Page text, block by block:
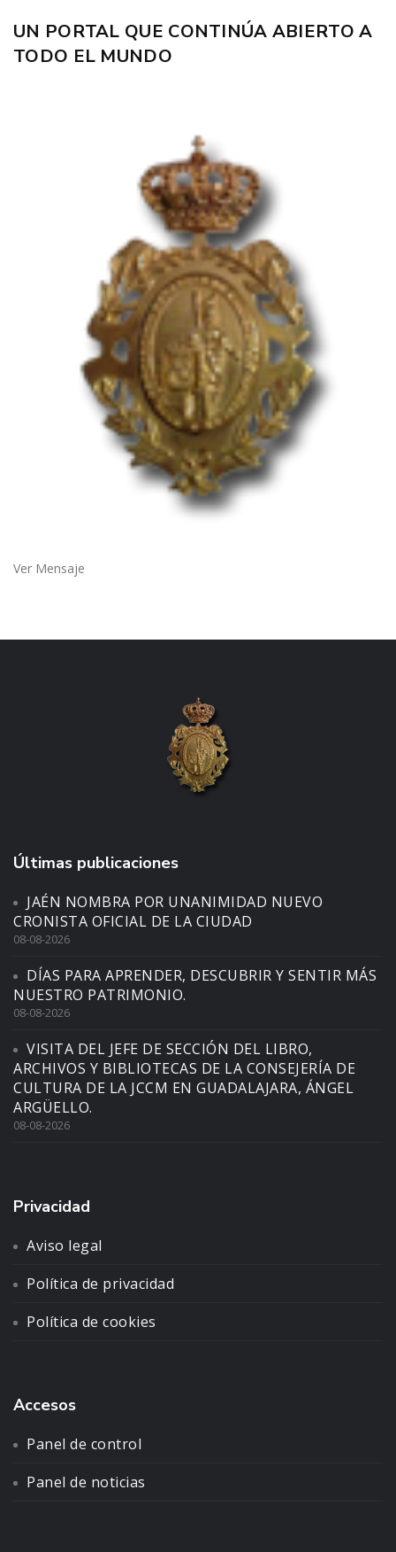
UN PORTAL QUE CONTINÚA ABIERTO A
TODO EL MUNDO
Ver Mensaje
Últimas publicaciones
JAÉN NOMBRA POR UNANIMIDAD NUEVO
CRONISTA OFICIAL DE LA CIUDAD
08-08-2026
DÍAS PARA APRENDER, DESCUBRIR Y SENTIR MÁS
NUESTRO PATRIMONIO.
08-08-2026
VISITA DEL JEFE DE SECCIÓN DEL LIBRO,
ARCHIVOS Y BIBLIOTECAS DE LA CONSEJERÍA DE
CULTURA DE LA JCCM EN GUADALAJARA, ÁNGEL
ARGÜELLO.
08-08-2026
Privacidad
Aviso legal
Política de privacidad
Política de cookies
Accesos
Panel de control
Panel de noticias